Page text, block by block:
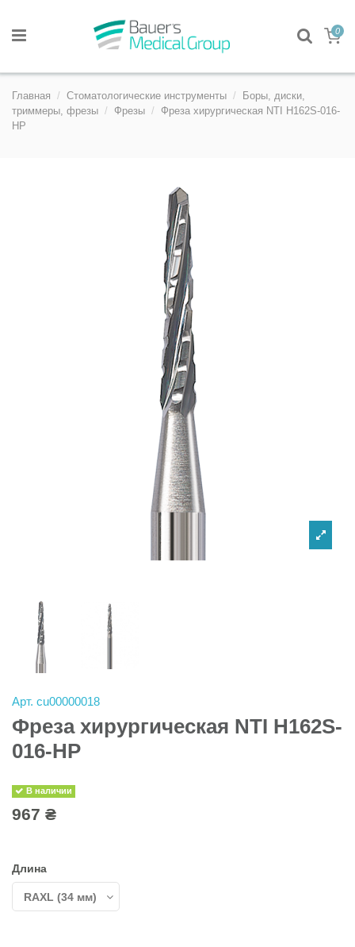
0
Главная Стоматологические инструменты
Боры, диски,
триммеры, фрезы
Фрезы
Фреза хирургическая NTI H162S-016-
HP
Арт. cu00000018
Фреза хирургическая NTI H162S-
016-HP
В наличии
967 ₴
Длина